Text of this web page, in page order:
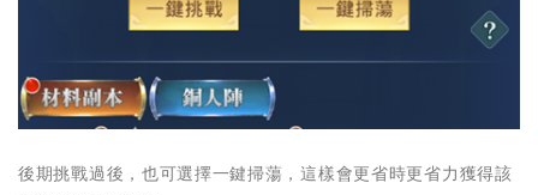
後期挑戰過後，也可選擇一鍵掃蕩，這樣會更省時更省力獲得該